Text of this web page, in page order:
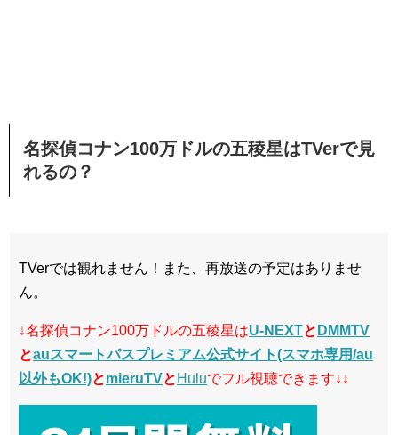
名探偵コナン100万ドルの五稜星はTVerで見
れるの？
TVerでは観れません！また、再放送の予定はありませ
ん。
↓名探偵コナン100万ドルの五稜星はU-NEXTと DMMTV
とauスマートパスプレミアム公式サイト(スマホ専用/au
以外もOK!)とmieruTVと Huluでフル視聴できます↓↓